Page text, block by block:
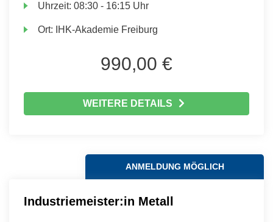
Uhrzeit:08:30 - 16:15 Uhr
Ort: IHK-Akademie Freiburg
990,00 €
WEITERE DETAILS
ANMELDUNG MÖGLICH
Industriemeister:in Metall